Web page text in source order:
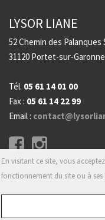
LYSOR LIANE
52 Chemin des Palanques
31120 Portet-sur-Garonne
Tél. 05 61 14 01 00
Fax : 05 61 14 22 99
Email :
En visitant ce site, vous
fonctionnement du site ou à ses